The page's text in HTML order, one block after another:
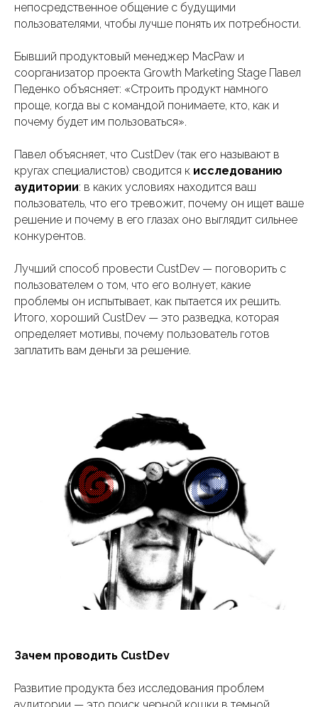
непосредственное общение с будущими
пользователями, чтобы лучше понять их потребности.
Бывший продуктовый менеджер MacPaw и
соорганизатор проекта Growth Marketing Stage Павел
Педенко объясняет: «Строить продукт намного
проще, когда вы с командой понимаете, кто, как и
почему будет им пользоваться».
Павел объясняет, что CustDev (так его называют в
кругах специалистов) сводится к исследованию
аудитории: в каких условиях находится ваш
пользователь, что его тревожит, почему он ищет ваше
решение и почему в его глазах оно выглядит сильнее
конкурентов.
Лучший способ провести CustDev — поговорить с
пользователем о том, что его волнует, какие
проблемы он испытывает, как пытается их решить.
Итого, хороший CustDev — это разведка, которая
определяет мотивы, почему пользователь готов
заплатить вам деньги за решение.
Зачем проводить CustDev
Развитие продукта без исследования проблем